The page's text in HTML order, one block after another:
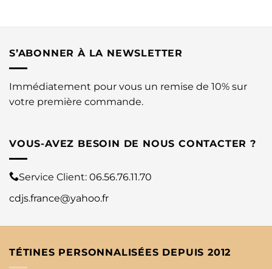
S’ABONNER À LA NEWSLETTER
Immédiatement pour vous un remise de 10% sur
votre première commande.
VOUS-AVEZ BESOIN DE NOUS CONTACTER ?
Service Client: 06.56.76.11.70
cdjs.france@yahoo.fr
TÉTINES PERSONNALISÉES DEPUIS 2012